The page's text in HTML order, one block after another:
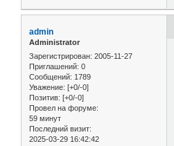
admin
Administrator
Зарегистрирован: 2005-11-27
Приглашений: 0
Сообщений: 1789
Уважение: [+0/-0]
Позитив: [+0/-0]
Провел на форуме:
59 минут
Последний визит:
2025-03-29 16:42:42